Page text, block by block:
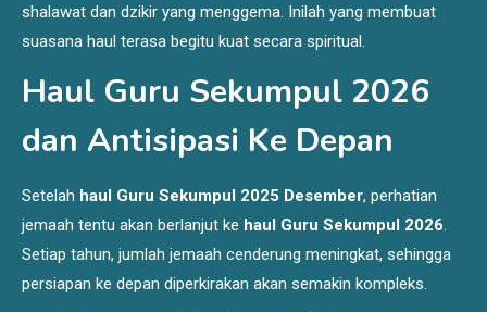
shalawat dan dzikir yang menggema. Inilah yang membuat
suasana haul terasa begitu kuat secara spiritual.
Haul Guru Sekumpul 2026
dan Antisipasi Ke Depan
Setelah haul Guru Sekumpul 2025 Desember, perhatian
jemaah tentu akan berlanjut ke haul Guru Sekumpul 2026.
Setiap tahun, jumlah jemaah cenderung meningkat, sehingga
persiapan ke depan diperkirakan akan semakin kompleks.